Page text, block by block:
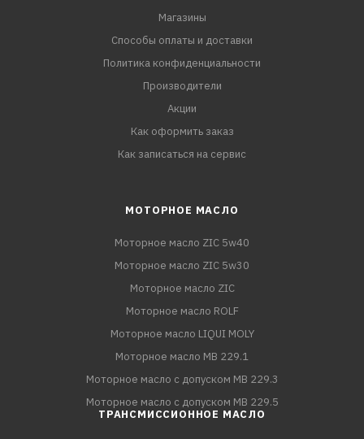
Магазины
Способы оплаты и доставки
Политика конфиденциальности
Производители
Акции
Как оформить заказ
Как записаться на сервис
МОТОРНОЕ МАСЛО
Моторное масло ZIC 5w40
Моторное масло ZIC 5w30
Моторное масло ZIC
Моторное масло ROLF
Моторное масло LIQUI MOLY
Моторное масло MB 229.1
Моторное масло с допуском MB 229.3
Моторное масло с допуском MB 229.5
ТРАНСМИССИОННОЕ МАСЛО